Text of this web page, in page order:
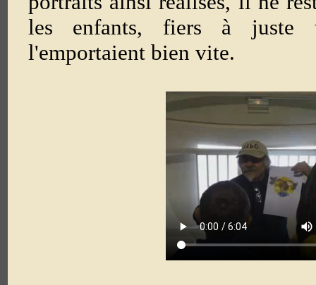
les enfants, fiers à juste
l'emportaient bien vite.